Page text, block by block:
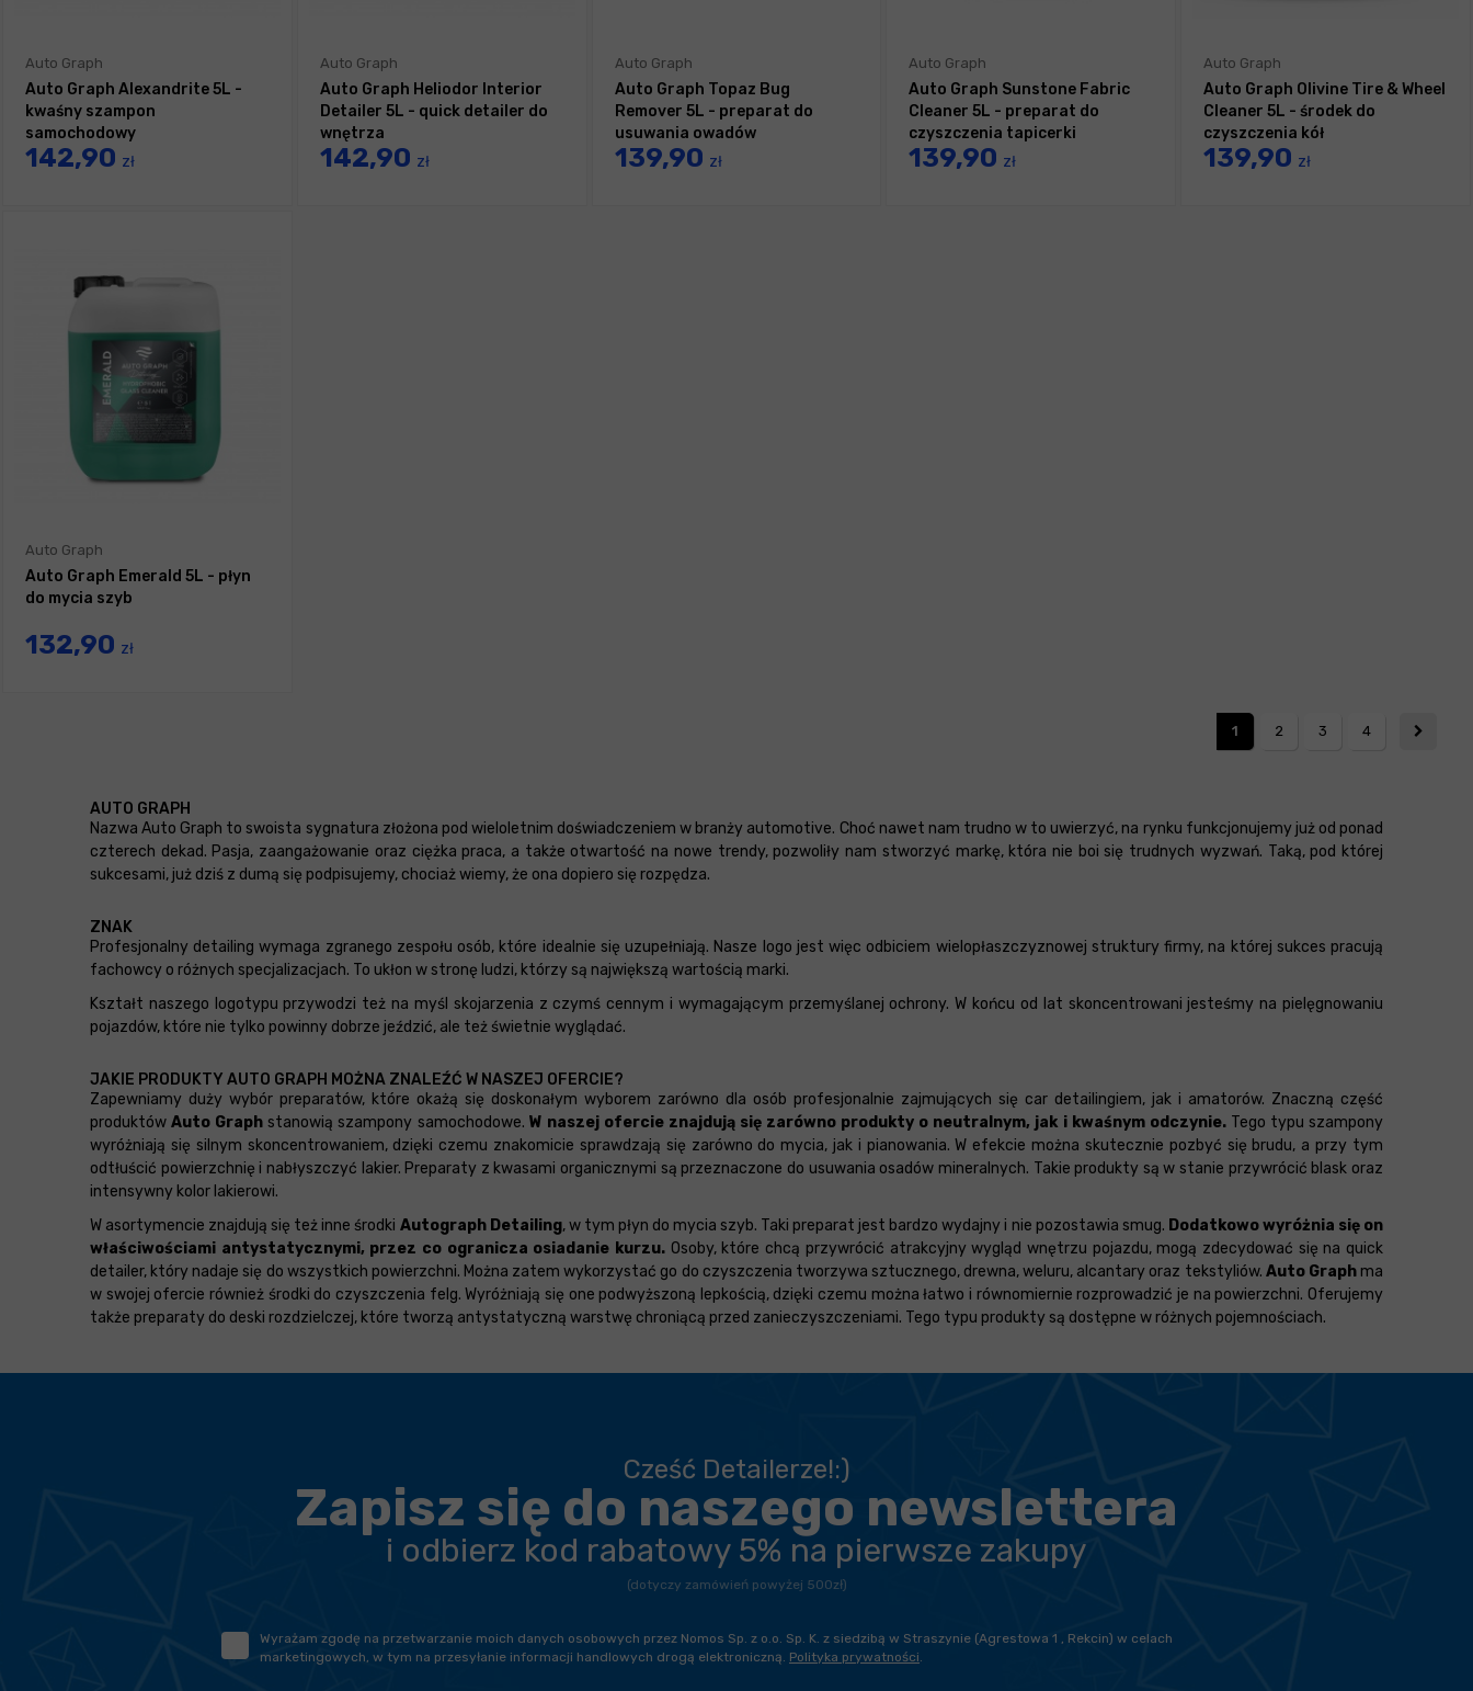
Auto Graph
Auto Graph Alexandrite 5L -
kwaśny szampon
samochodowy
142,90 zł
Auto Graph
Auto Graph Heliodor Interior
Detailer 5L - quick detailer do
wnętrza
142,90 zł
Auto Graph
Auto Graph Topaz Bug
Remover 5L - preparat do
usuwania owadów
139,90 zł
Auto Graph
Auto Graph Sunstone Fabric
Cleaner 5L - preparat do
czyszczenia tapicerki
139,90 zł
Auto Graph
Auto Graph Olivine Tire & Wheel
Cleaner 5L - środek do
czyszczenia kół
139,90 zł
Auto Graph
Auto Graph Emerald 5L - płyn
do mycia szyb
132,90 zł
1 2 3 4
AUTO GRAPH
Nazwa Auto Graph to swoista sygnatura złożona pod wieloletnim doświadczeniem w branży automotive. Choć nawet nam trudno w to uwierzyć, na rynku funkcjonujemy już od ponad
czterech dekad. Pasja, zaangażowanie oraz ciężka praca, a także otwartość na nowe trendy, pozwoliły nam stworzyć markę, która nie boi się trudnych wyzwań. Taką, pod której
sukcesami, już dziś z dumą się podpisujemy, chociaż wiemy, że ona dopiero się rozpędza.
ZNAK
Profesjonalny detailing wymaga zgranego zespołu osób, które idealnie się uzupełniają. Nasze logo jest więc odbiciem wielopłaszczyznowej struktury firmy, na której sukces pracują
fachowcy o różnych specjalizacjach. To ukłon w stronę ludzi, którzy są największą wartością marki.
Kształt naszego logotypu przywodzi też na myśl skojarzenia z czymś cennym i wymagającym przemyślanej ochrony. W końcu od lat skoncentrowani jesteśmy na pielęgnowaniu
pojazdów, które nie tylko powinny dobrze jeździć, ale też świetnie wyglądać.
JAKIE PRODUKTY AUTO GRAPH MOŻNA ZNALEŹĆ W NASZEJ OFERCIE?
Zapewniamy duży wybór preparatów, które okażą się doskonałym wyborem zarówno dla osób profesjonalnie zajmujących się car detailingiem, jak i amatorów. Znaczną część
produktówAuto Graphstanowią szampony samochodowe. W naszej ofercie znajdują się zarówno produkty o neutralnym, jak i kwaśnym odczynie.Tego typu szampony
wyróżniają się silnym skoncentrowaniem, dzięki czemu znakomicie sprawdzają się zarówno do mycia, jak i pianowania. W efekcie można skutecznie pozbyć się brudu, a przy tym
odtłuścić powierzchnię i nabłyszczyć lakier. Preparaty z kwasami organicznymi są przeznaczone do usuwania osadów mineralnych. Takie produkty są w stanie przywrócić blask oraz
intensywny kolor lakierowi.
W asortymencie znajdują się też inne środki Autograph Detailing, w tym płyn do mycia szyb. Taki preparat jest bardzo wydajny i nie pozostawia smug. Dodatkowo wyróżnia się on
właściwościami antystatycznymi, przez co ogranicza osiadanie kurzu. Osoby, które chcą przywrócić atrakcyjny wygląd wnętrzu pojazdu, mogą zdecydować się na quick
detailer, który nadaje się do wszystkich powierzchni. Można zatem wykorzystać go do czyszczenia tworzywa sztucznego, drewna, weluru, alcantary oraz tekstyliów. Auto Graph ma
w swojej ofercie również środki do czyszczenia felg. Wyróżniają się one podwyższoną lepkością, dzięki czemu można łatwo i równomiernie rozprowadzić je na powierzchni. Oferujemy
także preparaty do deski rozdzielczej, które tworzą antystatyczną warstwę chroniącą przed zanieczyszczeniami. Tego typu produkty są dostępne w różnych pojemnościach.
Cześć Detailerze!:)
Zapisz się do naszego newslettera
i odbierz kod rabatowy 5% na pierwsze zakupy
(dotyczy zamówień powyżej 500zł)
Wyrażam zgodę na przetwarzanie moich danych osobowych przez Nomos Sp. z o.o. Sp. K. z siedzibą w Straszynie (Agrestowa 1 , Rekcin) w celach
marketingowych, w tym na przesyłanie informacji handlowych drogą elektroniczną. Polityka prywatności.